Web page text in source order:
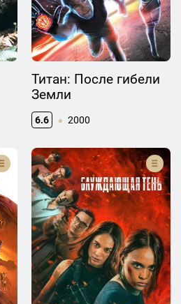
Титан: После гибели
Земли
6.6 2000